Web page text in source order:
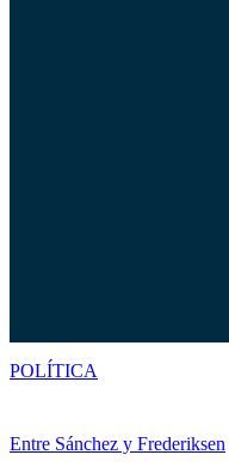
Entre Sánchez y Frederiksen
POLÍTICA